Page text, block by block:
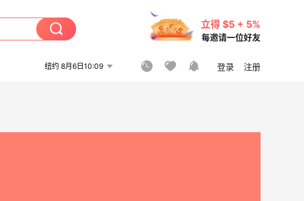
立得 $5 + 5%
每邀请一位好友
纽约 8月6日10:09 登录 注册